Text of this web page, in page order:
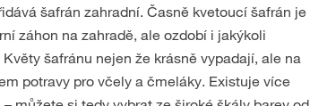
šafrán zahradní. Časně kvetoucí šafrán je
záhon na zahradě, ale ozdobí i jakýkoli
šafránu nejen že krásně vypadají, ale na
potravy pro včely a čmeláky. Existuje více